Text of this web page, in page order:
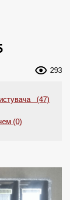
293
(47)
(0)